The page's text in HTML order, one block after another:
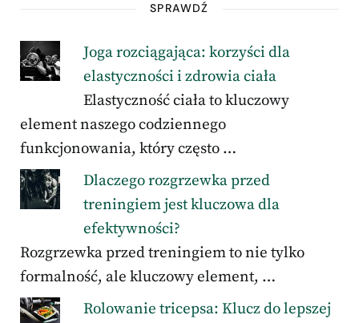
SPRAWDŹ
Joga rozciągająca: korzyści dla
elastyczności i zdrowia ciała
Elastyczność ciała to kluczowy
element naszego codziennego
funkcjonowania, który często …
Dlaczego rozgrzewka przed
treningiem jest kluczowa dla
efektywności?
Rozgrzewka przed treningiem to nie tylko
formalność, ale kluczowy element, …
Rolowanie tricepsa: Klucz do lepszej